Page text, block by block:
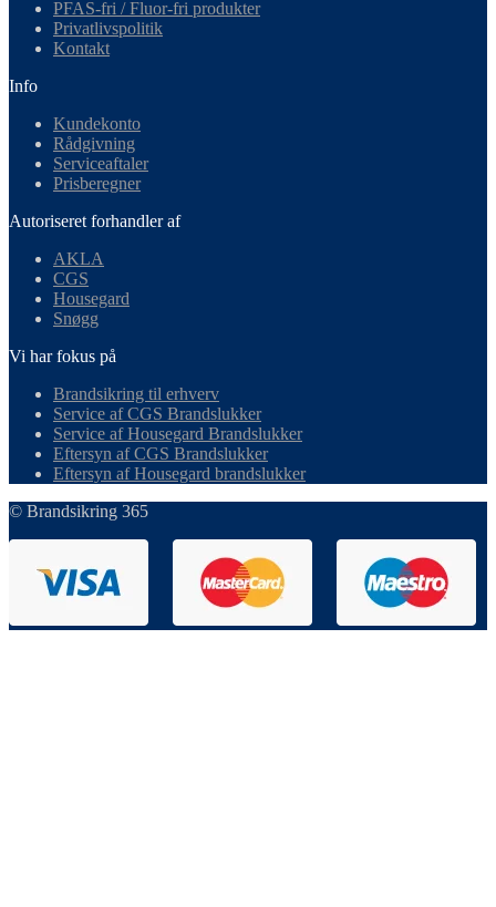
PFAS-fri / Fluor-fri produkter
Privatlivspolitik
Kontakt
Info
Kundekonto
Rådgivning
Serviceaftaler
Prisberegner
Autoriseret forhandler af
AKLA
CGS
Housegard
Snøgg
Vi har fokus på
Brandsikring til erhverv
Service af CGS Brandslukker
Service af Housegard Brandslukker
Eftersyn af CGS Brandslukker
Eftersyn af Housegard brandslukker
© Brandsikring 365